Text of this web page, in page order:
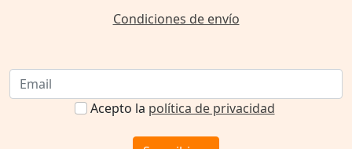
Condiciones de envío
Acepto la política de privacidad